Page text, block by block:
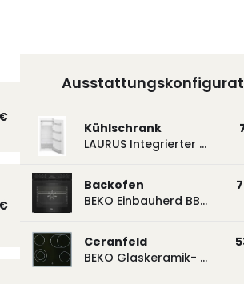
Kühlschrank
LAURUS Integrierter Kühlautomat LKG122E LKG122E
Backofen
BEKO Einbauherd BBUM113N2B mit Hydrolyse, Schwarz BBUM113N2B
Ceranfeld
BEKO Glaskeramik- Strahlungskochfeld EH 9641 XHN, herdgebunden EH9641XHN